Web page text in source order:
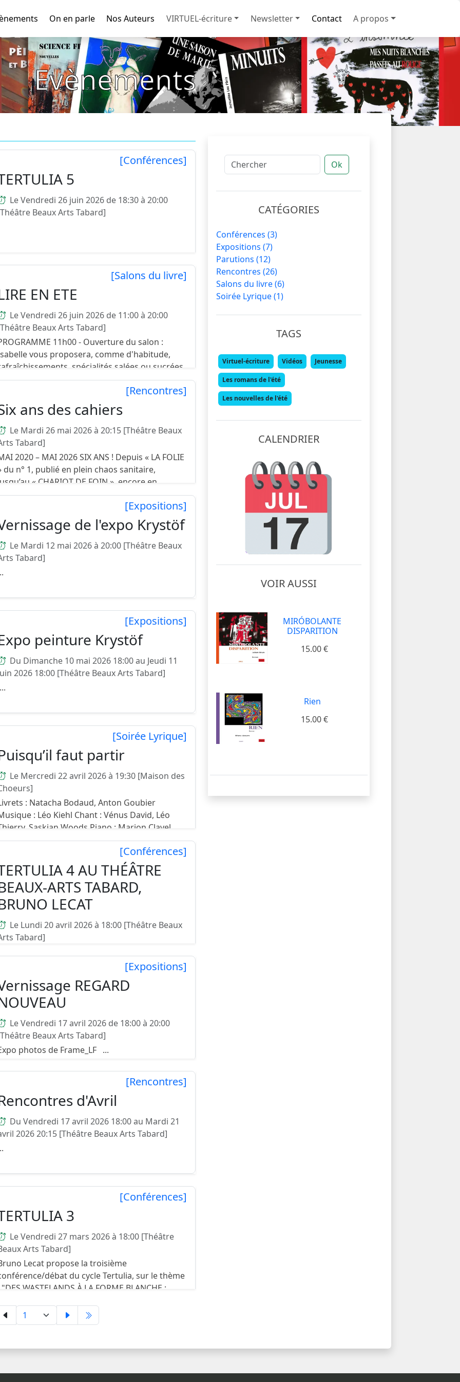
On en parle Nos Auteurs VIRTUEL-écriture Newsletter Contact A propos
Evènements
[Conférences]
5
Le Vendredi 26 juin 2026 de 18:30 à 20:00
Beaux Arts Tabard]
Jean-Yves Jouannais poursuit une œuvre
qui ne cesse de nous questionner.
qui p...
[Salons du livre]
EN ETE
Le Vendredi 26 juin 2026 de 11:00 à 20:00
Beaux Arts Tabard]
11h00 - Ouverture du salon :
vous proposera, comme d'habitude,
spécialités salées ou sucrées
petite (ou grande) faim ! 14h30 - Palmarès
[Rencontres]
ans des cahiers
Le Mardi 26 mai 2026 à 20:15 [Théâtre Beaux
Tabard]
2020 – MAI 2026 SIX ANS ! Depuis « LA FOLIE
du n° 1, publié en plein chaos sanitaire,
« CHARIOT DE FOIN », encore en
numérique, que d’étapes. Des FEES, des
[Expositions]
de l'expo Krystöf
Le Mardi 12 mai 2026 à 20:00 [Théâtre Beaux
Tabard]
[Expositions]
peinture Krystöf
Du Dimanche 10 mai 2026 18:00 au Jeudi 11
2026 18:00 [Théâtre Beaux Arts Tabard]
[Soirée Lyrique]
faut partir
Le Mercredi 22 avril 2026 à 19:30 [Maison des
: Natacha Bodaud, Anton Goubier
: Léo Kiehl Chant : Vénus David, Léo
Saskian Woods Piano : Marion Clavel,
Kiel Mise en scène : Louise Lozano ...
[Conférences]
4 AU THÉÂTRE
ARTS TABARD,
LECAT
Le Lundi 20 avril 2026 à 18:00 [Théâtre Beaux
Tabard]
Se décoller de sa langue maternelle ? Écrire,
photographier, errer, passer des
? Bruno Lecat, dans un essai consacré
l’écrivain Chri...
[Expositions]
REGARD
Le Vendredi 17 avril 2026 de 18:00 à 20:00
Beaux Arts Tabard]
photos de Frame_LF ...
[Rencontres]
d'Avril
Du Vendredi 17 avril 2026 18:00 au Mardi 21
2026 20:15 [Théâtre Beaux Arts Tabard]
[Conférences]
3
Le Vendredi 27 mars 2026 à 18:00 [Théâtre
Arts Tabard]
Lecat propose la troisième
débat du cycle Tertulia, sur le thème
"DES WASTELANDS À LA FORME BLANCHE :
savoir davantage et découvrir ce q...
Ok
CATÉGORIES
Conférences(3)
Expositions(7)
Parutions(12)
Rencontres(26)
Salons du livre(6)
Soirée Lyrique(1)
TAGS
Virtuel-écriture Vidéos Jeunesse
Les romans de l'été
Les nouvelles de l'été
CALENDRIER
VOIR AUSSI
MIRÓBOLANTE
DISPARITION
15.00 €
Rien
15.00 €